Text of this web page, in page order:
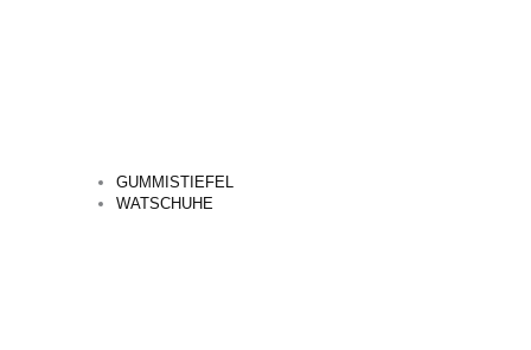
GUMMISTIEFEL
WATSCHUHE